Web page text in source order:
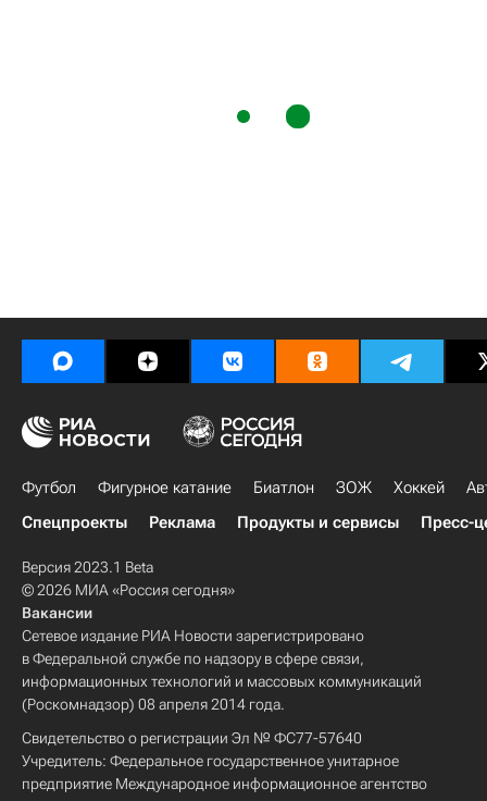
Футбол Фигурное катание Биатлон ЗОЖ Хоккей
Спецпроекты
Реклама Продукты и сервисы Пресс-
Версия 2023.1 Beta
© 2026 МИА «Россия сегодня»
Вакансии
Сетевое издание РИА Новости зарегистрировано
в Федеральной службе по надзору в сфере связи,
информационных технологий и массовых коммуникаций
(Роскомнадзор) 08 апреля 2014 года.
Свидетельство о регистрации Эл № ФС77-57640
Учредитель: Федеральное государственное унитарное
предприятие Международное информационное агентство